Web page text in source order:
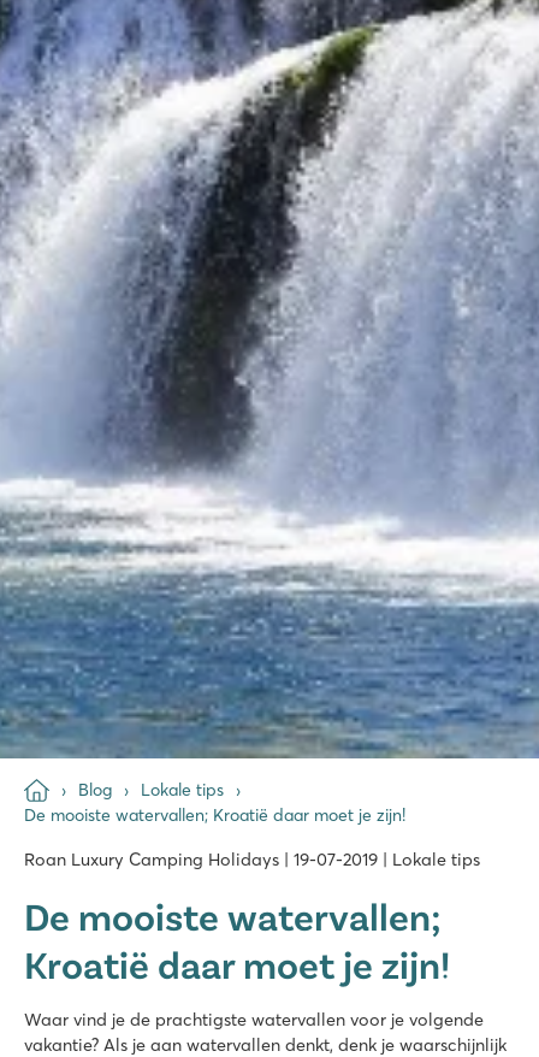
Blog
Lokale tips
De mooiste watervallen; Kroatië daar moet je zijn!
Roan Luxury Camping Holidays | 19-07-2019 | Lokale tips
De mooiste watervallen;
Kroatië daar moet je zijn!
Waar vind je de prachtigste watervallen voor je volgende
vakantie? Als je aan watervallen denkt, denk je waarschijnlijk